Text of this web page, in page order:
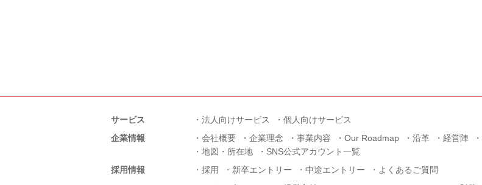
サービス 法人向けサービス
個人向けサービス
企業情報
会社概要 企業理念 事業内容 Our Roadmap 沿革 経営陣
地図・所在地
SNS公式アカウント一覧
採用情報
採用 新卒エントリー 中途エントリー
よくあるご質問